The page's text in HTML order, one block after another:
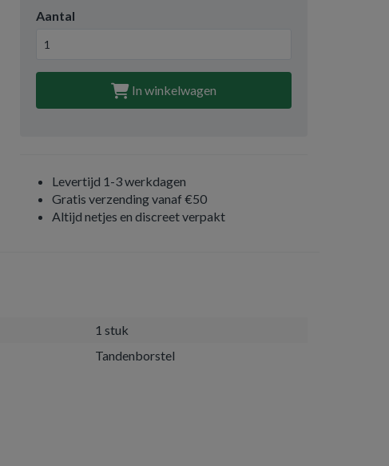
Aantal
In winkelwagen
Levertijd 1-3 werkdagen
Gratis verzending vanaf €50
Altijd netjes en discreet verpakt
1 stuk
Tandenborstel